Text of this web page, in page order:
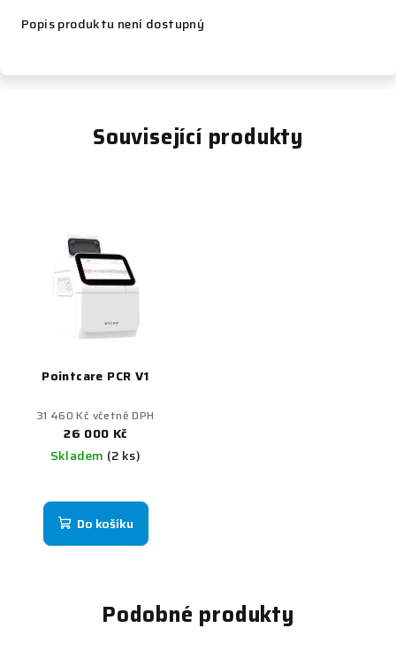
Popis produktu není dostupný
Související produkty
Pointcare PCR V1
31 460 Kč včetně DPH
26 000 Kč
Skladem (2 ks)
Do košíku
Podobné produkty